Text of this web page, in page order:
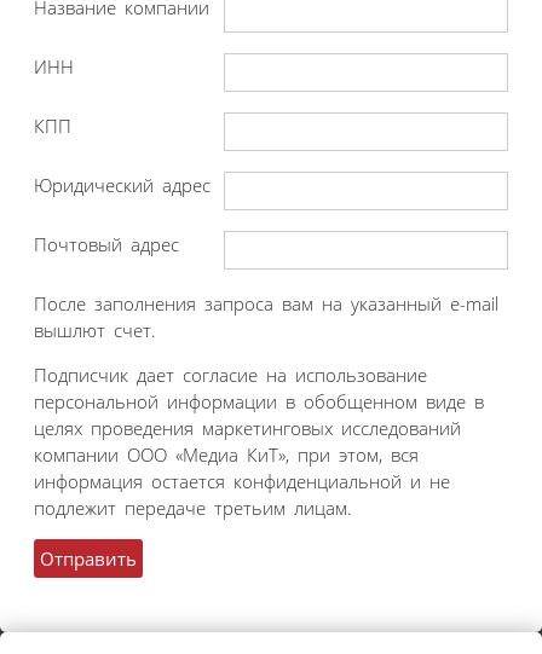
Название компании
ИНН
КПП
Юридический адрес
Почтовый адрес
После заполнения запроса вам на указанный e-mail
вышлют счет.
Подписчик дает согласие на использование
персональной информации в обобщенном виде в
целях проведения маркетинговых исследований
компании ООО «Медиа КиТ», при этом, вся
информация остается конфиденциальной и не
подлежит передаче третьим лицам.